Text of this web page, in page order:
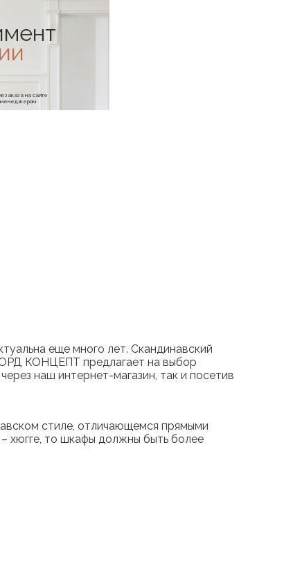
еще много лет. Скандинавский
КОНЦЕПТ предлагает на выбор
наш интернет-магазин, так и посетив
стиле, отличающемся прямыми
хюгге, то шкафы должны быть более
заказа на сайте
менеджером